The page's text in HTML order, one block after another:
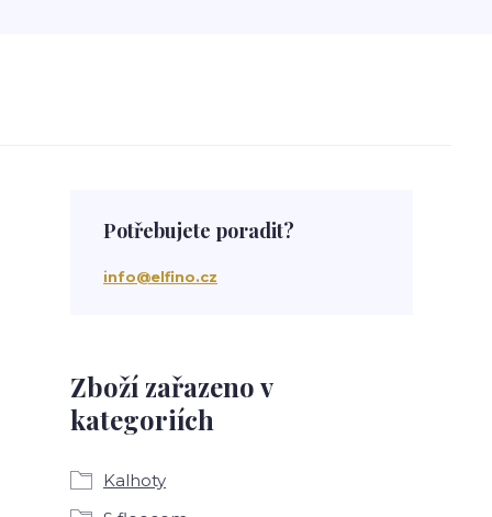
Zboží zařazeno v
kategoriích
Kalhoty
Potřebujete poradit?
info@elfino.cz